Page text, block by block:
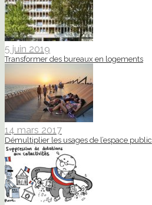
5 juin 2019
Transformer des bureaux en logements
14 mars 2017
Démultiplier les usages de l’espace public